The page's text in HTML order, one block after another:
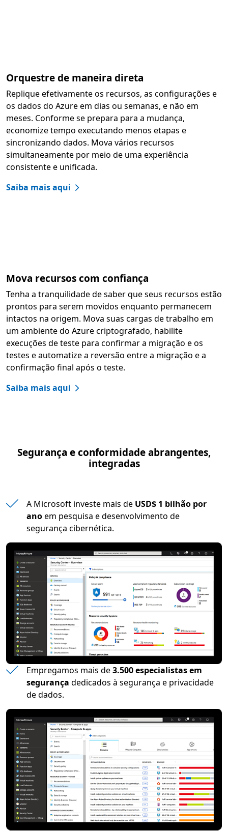
Orquestre de maneira direta
Replique efetivamente os recursos, as configurações e
os dados do Azure em dias ou semanas, e não em
meses. Conforme se prepara para a mudança,
economize tempo executando menos etapas e
sincronizando dados. Mova vários recursos
simultaneamente por meio de uma experiência
consistente e unificada.
Saiba mais aqui
Mova recursos com confiança
Tenha a tranquilidade de saber que seus recursos estão
prontos para serem movidos enquanto permanecem
intactos na origem. Mova suas cargas de trabalho em
um ambiente do Azure criptografado, habilite
execuções de teste para confirmar a migração e os
testes e automatize a reversão entre a migração e a
confirmação final após o teste.
Saiba mais aqui
Segurança e conformidade abrangentes,
integradas
A Microsoft investe mais de USD$ 1 bilhão por
anoem pesquisa e desenvolvimento de
segurança cibernética.
Empregamos mais de3.500 especialistas em
segurança dedicados à segurança e privacidade
de dados.